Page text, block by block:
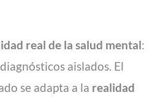
real de la salud mental:
aislados. El
se adapta a la realidad